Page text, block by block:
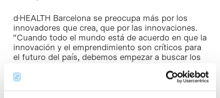
d·HEALTH Barcelona se preocupa más por los
innovadores que crea, que por las innovaciones.
“Cuando todo el mundo está de acuerdo en que la
innovación y el emprendimiento son críticos para
el futuro del país, debemos empezar a buscar los
futuro de la innovación no vendrá de las
compañías formando equipos, sino de los equipos